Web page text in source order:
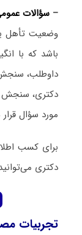
– سؤالات
وضعیت تأهل
باشد که با
داوطلب،
دکتری، سنجش
مورد سؤال
برای کسب
دکتری
تجربیات